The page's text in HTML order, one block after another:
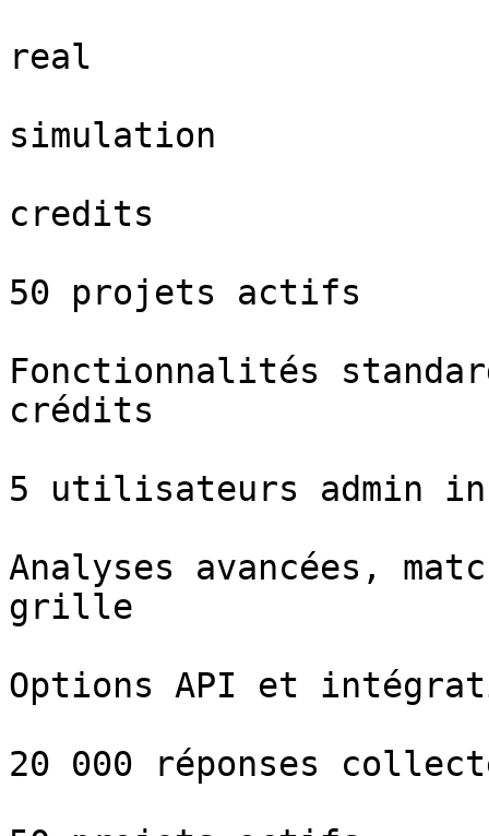
real
simulation
credits
50 projets actifs
Fonctionnalités
crédits
5 utilisateurs admin
Analyses avancées,
grille
Options API et
20 000 réponses